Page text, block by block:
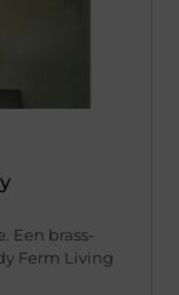
Een brass-
Ferm Living